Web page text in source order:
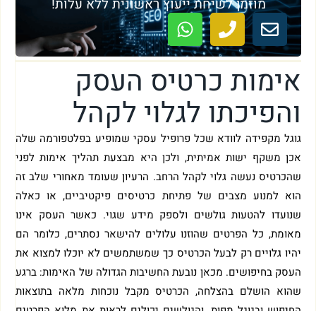
מוזמן לשיחת ייעוץ ראשונית ללא עלות!
אימות כרטיס העסק
והפיכתו לגלוי לקהל
גוגל מקפידה לוודא שכל פרופיל עסקי שמופיע בפלטפורמה שלה
אכן משקף ישות אמיתית, ולכן היא מבצעת תהליך אימות לפני
שהכרטיס נעשה גלוי לקהל הרחב. הרעיון שעומד מאחורי שלב זה
הוא למנוע מצבים של פתיחת כרטיסים פיקטיביים, או כאלה
שנועדו להטעות גולשים ולספק מידע שגוי. כאשר העסק אינו
מאומת, כל הפרטים שהוזנו עלולים להישאר נסתרים, כלומר הם
יהיו גלויים רק לבעל הכרטיס כך שמשתמשים לא יוכלו למצוא את
העסק בחיפושים. מכאן נובעת החשיבות הגדולה של האימות: ברגע
שהוא הושלם בהצלחה, הכרטיס מקבל נוכחות מלאה בתוצאות